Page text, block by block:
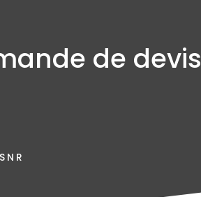
de devis